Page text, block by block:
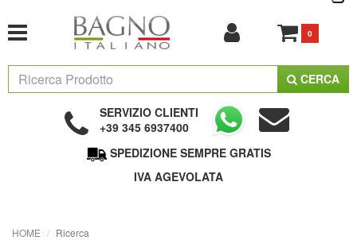
0
CERCA
SERVIZIO CLIENTI
+39 345 6937400
SPEDIZIONE SEMPRE GRATIS
IVA AGEVOLATA
HOME Ricerca